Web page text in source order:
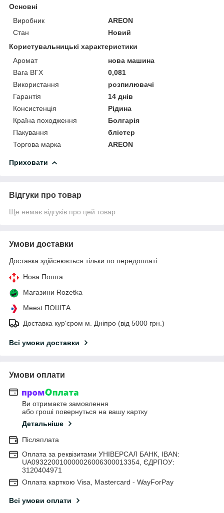
Основні
Виробник
AREON
Стан
Новий
Користувальницькі характеристики
Аромат
нова машина
Вага ВГХ
0,081
Використання
розпилювачі
Гарантія
14 днів
Консистенція
Рідина
Країна походження
Болгарія
Пакування
блістер
Торгова марка
AREON
Приховати
Відгуки про товар
Ще немає відгуків про цей товар
Умови доставки
Доставка здійснюється тільки по передоплаті.
Нова Пошта
Магазини Rozetka
Meest ПОШТА
Доставка кур'єром м. Дніпро (від 5000 грн.)
Всі умови доставки
Умови оплати
Ви отримаєте замовлення
або гроші повернуться на вашу картку
Детальніше
Післяплата
Оплата за реквізитами УНІВЕРСАЛ БАНК, IBAN:
UA093220010000026006300013354, ЄДРПОУ:
3120404971
Оплата карткою Visa, Mastercard - WayForPay
Всі умови оплати